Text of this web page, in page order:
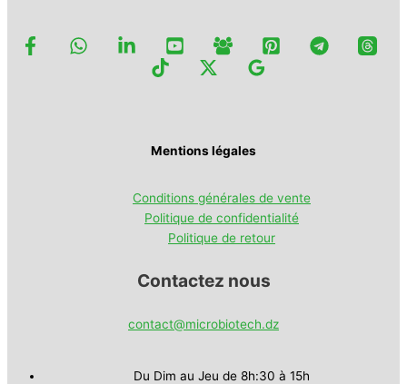
Mentions légales
Conditions générales de vente
Politique de confidentialité
Politique de retour
Contactez nous
contact@microbiotech.dz
Du Dim au Jeu de 8h:30 à 15h